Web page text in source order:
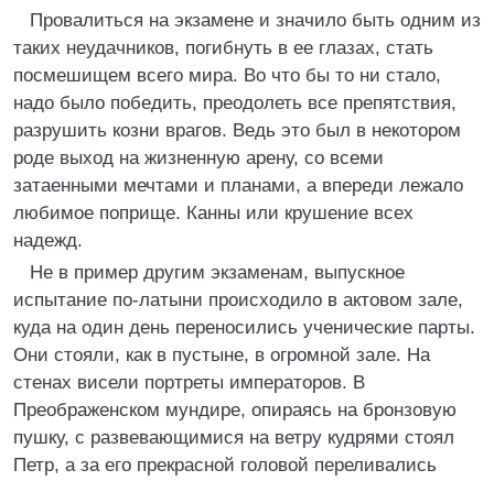
Провалиться на экзамене и значило быть одним из
таких неудачников, погибнуть в ее глазах, стать
посмешищем всего мира. Во что бы то ни стало,
надо было победить, преодолеть все препятствия,
разрушить козни врагов. Ведь это был в некотором
роде выход на жизненную арену, со всеми
затаенными мечтами и планами, а впереди лежало
любимое поприще. Канны или крушение всех
надежд.
Не в пример другим экзаменам, выпускное
испытание по-латыни происходило в актовом зале,
куда на один день переносились ученические парты.
Они стояли, как в пустыне, в огромной зале. На
стенах висели портреты императоров. В
Преображенском мундире, опираясь на бронзовую
пушку, с развевающимися на ветру кудрями стоял
Петр, а за его прекрасной головой переливались